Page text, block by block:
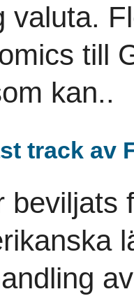
valuta.
till
kan..
track av
beviljats